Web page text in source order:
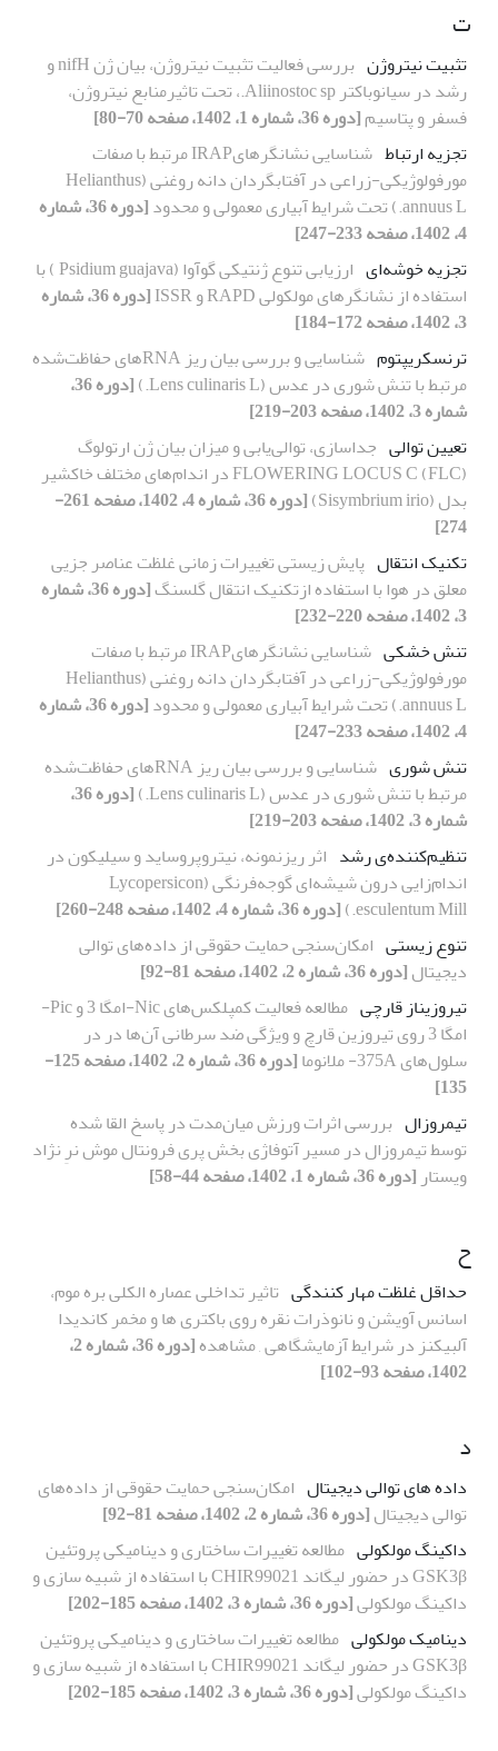
ت
تثبیت نیتروژن
بررسی فعالیت تثبیت نیتروژن، بیان ژن nifH و
رشد در سیانوباکتر Aliinostoc sp.، تحت تاثیرمنابع نیتروژن،
فسفر و پتاسیم[دوره 36، شماره 1، 1402، صفحه 70-80]
تجزیه ارتباط
شناسایی نشانگرهایIRAP مرتبط با صفات
مورفولوژیکی-زراعی در آفتابگردان دانه روغنی (Helianthus
annuus L.) تحت شرایط آبیاری معمولی و محدود
[دوره 36، شماره
4، 1402، صفحه 233-247]
تجزیه خوشه‌ای
ارزیابی تنوع ژنتیکی گوآوا (Psidium guajava ) با
استفاده از نشانگرهای مولکولی RAPD و ISSR
[دوره 36، شماره
3، 1402، صفحه 172-184]
ترنسکریپتوم
شناسایی و بررسی بیان ریز RNA‌های حفاظت‌شده
مرتبط با تنش شوری در عدس (Lens culinaris L.)
[دوره 36،
شماره 3، 1402، صفحه 203-219]
تعیین توالی جداسازی، توالی‌یابی و میزان بیان ژن ارتولوگ
(FLC) FLOWERING LOCUS C در اندام‌های مختلف خاکشیر
بدل (Sisymbrium irio)
[دوره 36، شماره 4، 1402، صفحه 261-
274]
تکنیک انتقال پایش زیستی تغییرات زمانی غلظت عناصر جزیی
معلق در هوا با استفاده ازتکنیک انتقال گلسنگ
[دوره 36، شماره
3، 1402، صفحه 220-232]
تنش خشکی
شناسایی نشانگرهایIRAP مرتبط با صفات
مورفولوژیکی-زراعی در آفتابگردان دانه روغنی (Helianthus
annuus L.) تحت شرایط آبیاری معمولی و محدود
[دوره 36، شماره
4، 1402، صفحه 233-247]
تنش ‌شوری
شناسایی و بررسی بیان ریز RNA‌های حفاظت‌شده
مرتبط با تنش شوری در عدس (Lens culinaris L.)
[دوره 36،
شماره 3، 1402، صفحه 203-219]
تنظیم‌کننده‌ی رشد اثر ریزنمونه، نیتروپروساید و سیلیکون در
اندام‌زایی درون شیشه‌ای گوجه‌فرنگی (Lycopersicon
esculentum Mill.) [دوره 36، شماره 4، 1402، صفحه 248-260]
تنوع زیستی امکان‌سنجی حمایت حقوقی از داده‌های توالی
دیجیتال[دوره 36، شماره 2، 1402، صفحه 81-92]
تیروزیناز قارچی
مطالعه فعالیت کمپلکس‌های Nic-امگا 3 و Pic-
امگا 3 روی تیروزین قارچ و ویژگی ضد سرطانی آن‌ها در در
سلول‌های 375A- ملانوما
[دوره 36، شماره 2، 1402، صفحه 125-
135]
تیمروزال بررسی اثرات ورزش میان‌مدت در پاسخ القا شده
توسط تیمروزال در مسیر آتوفاژی بخش پری فرونتال موش نرِ نژاد
ویستار [دوره 36، شماره 1، 1402، صفحه 44-58]
ح
حداقل غلظت مهار کنندگی تاثیر تداخلی عصاره الکلی بره موم،
اسانس آویشن و نانوذرات نقره روی باکتری ها و مخمر کاندیدا
آلبیکنز در شرایط آزمایشگاهی , مشاهده
[دوره 36، شماره 2،
1402، صفحه 93-102]
د
داده های توالی دیجیتال امکان‌سنجی حمایت حقوقی از داده‌های
توالی دیجیتال[دوره 36، شماره 2، 1402، صفحه 81-92]
داکینگ مولکولی مطالعه تغییرات ساختاری و دینامیکی پروتئین
GSK3β در حضور لیگاند CHIR99021 با استفاده از شبیه سازی و
داکینگ مولکولی[دوره 36، شماره 3، 1402، صفحه 185-202]
دینامیک مولکولی مطالعه تغییرات ساختاری و دینامیکی پروتئین
GSK3β در حضور لیگاند CHIR99021 با استفاده از شبیه سازی و
داکینگ مولکولی[دوره 36، شماره 3، 1402، صفحه 185-202]